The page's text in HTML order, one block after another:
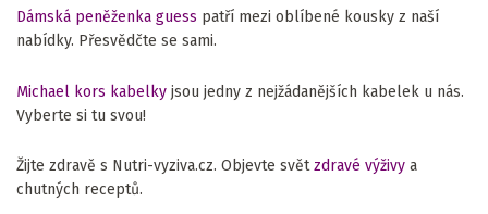
Dámská peněženka guess patří mezi oblíbené kousky z naší
nabídky. Přesvědčte se sami.
Michael kors kabelky jsou jedny z nejžádanějších kabelek u nás.
Vyberte si tu svou!
Žijte zdravě s Nutri-vyziva.cz. Objevte světzdravé výživy a
chutných receptů.